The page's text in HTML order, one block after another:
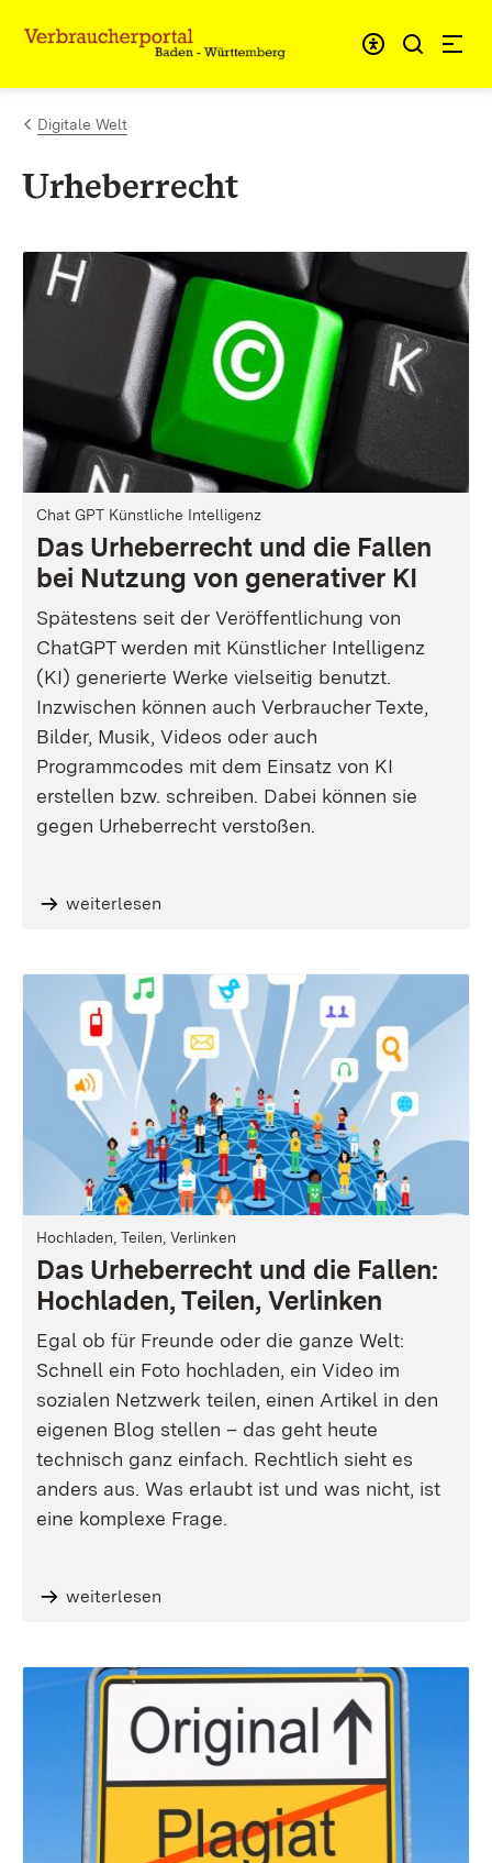
Zum Inhalt springen
Link zur Startseite
Digitale Welt
Urheberrecht
Chat GPT Künstliche Intelligenz
Das Urheberrecht und die Fallen
bei Nutzung von generativer KI
Spätestens seit der Veröffentlichung von
ChatGPT werden mit Künstlicher Intelligenz
(KI) generierte Werke vielseitig benutzt.
Inzwischen können auch Verbraucher Texte,
Bilder, Musik, Videos oder auch
Programmcodes mit dem Einsatz von KI
erstellen bzw. schreiben. Dabei können sie
gegen Urheberrecht verstoßen.
weiterlesen
Hochladen, Teilen, Verlinken
Das Urheberrecht und die Fallen:
Hochladen, Teilen, Verlinken
Egal ob für Freunde oder die ganze Welt:
Schnell ein Foto hochladen, ein Video im
sozialen Netzwerk teilen, einen Artikel in den
eigenen Blog stellen – das geht heute
technisch ganz einfach. Rechtlich sieht es
anders aus. Was erlaubt ist und was nicht, ist
eine komplexe Frage.
weiterlesen